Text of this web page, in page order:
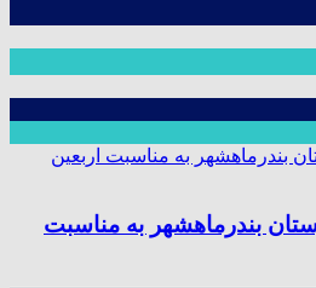
بندرماهشهر به مناسبت